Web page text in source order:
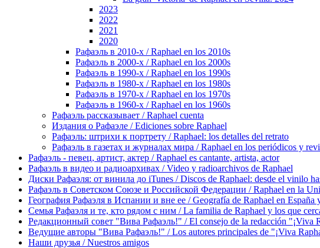
2023
2022
2021
2020
Рафаэль в 2010-х / Raphael en los 2010s
Рафаэль в 2000-х / Raphael en los 2000s
Рафаэль в 1990-х / Raphael en los 1990s
Рафаэль в 1980-х / Raphael en los 1980s
Рафаэль в 1970-х / Raphael en los 1970s
Рафаэль в 1960-х / Raphael en los 1960s
Рафаэль рассказывает / Raphael cuenta
Издания о Рафаэле / Ediciones sobre Raphael
Рафаэль: штрихи к портрету / Raphael: los detalles del retrato
Рафаэль в газетах и журналах мира / Raphael en los periódicos y
Рафаэль - певец, артист, актер / Raphael es cantante, artista, actor
Рафаэль в видео и радиоархивах / Video y radioarchivos de Raphael
Диски Рафаэля: от винила до iTunes / Discos de Raphael: desde el vinilo
Рафаэль в Советском Союзе и Российской Федерации / Raphael en la
География Рафаэля в Испании и вне ее / Geografía de Raphael en España
Семья Рафаэля и те, кто рядом с ним / La familia de Raphael y los que
Редакционный совет "Вива Рафаэль!" / El consejo de la redacción "¡Viva
Ведущие авторы "Вива Рафаэль!" / Los autores principales de "¡Viva
Наши друзья / Nuestros amigos